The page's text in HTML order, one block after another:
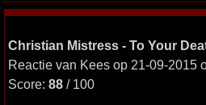
Christian Mistress - To Your
Reactie van Kees op 21-09-2015
Score: 88 / 100